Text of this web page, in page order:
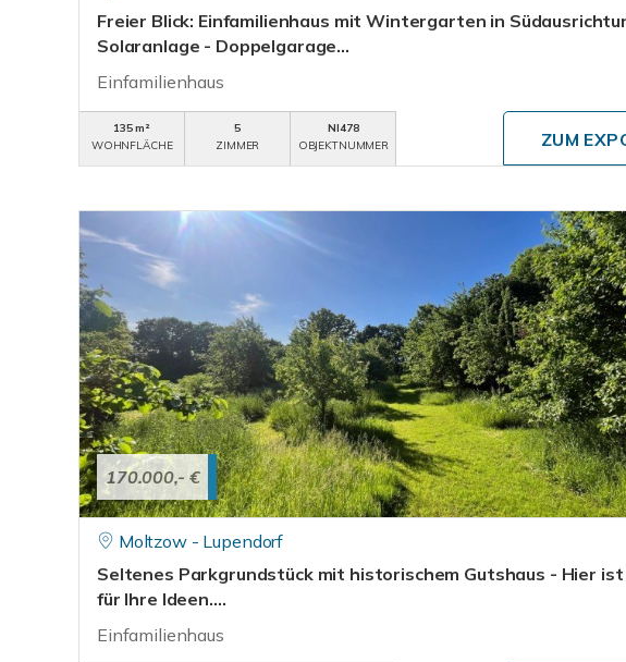
Freier Blick: Einfamilienhaus mit Wintergarten in
Solaranlage - Doppelgarage...
Einfamilienhaus
135 m²
WOHNFLÄCHE
5
ZIMMER
NI478
OBJEKTNUMMER
ZUM
170.000,- €
Moltzow - Lupendorf
Seltenes Parkgrundstück mit historischem Gutshaus - Hier
für Ihre Ideen....
Einfamilienhaus